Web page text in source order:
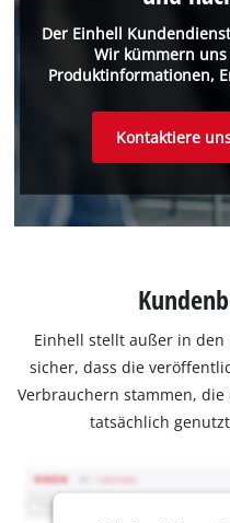
Der Einhell
Wir kümmern
Produktinformationen,
Kontaktiere
Einhell stellt außer in den
sicher, dass die
Verbrauchern stammen,
tatsächlich